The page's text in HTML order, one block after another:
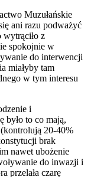
Muzułańskie
ani razu podważyć
wytrąciło z
spokojnie w
do interwencji
miałyby tam
w tym interesu
i
było to co mają,
20-40%
brak
nawet ubożenie
do inwazji i
przelała czarę